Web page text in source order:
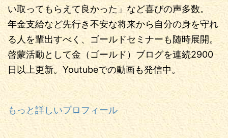
い取ってもらえて良かった」など喜びの声多数。
年金支給など先行き不安な将来から自分の身を守れ
る人を輩出すべく、ゴールドセミナーも随時展開。
啓蒙活動として金（ゴールド）ブログを連続2900
日以上更新。Youtubeでの動画も発信中。
もっと詳しいプロフィール